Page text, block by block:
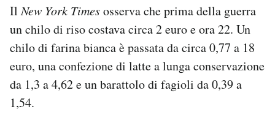
IlNew York Timesosserva che prima della guerra
un chilo di riso costava circa 2 euro e ora 22. Un
chilo di farina bianca è passata da circa 0,77 a 18
euro, una confezione di latte a lunga conservazione
da 1,3 a 4,62 e un barattolo di fagioli da 0,39 a
1,54.